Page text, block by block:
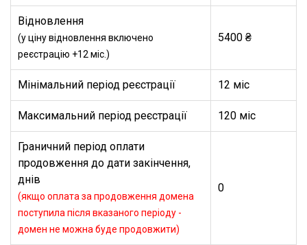
Відновлення
(у ціну відновлення включено
реєстрацію +12 міс.)
5400 ₴
Мінімальний період реєстрації 12 міс
Максимальний період реєстрації 120 міс
Граничний період оплати
продовження до дати закінчення,
днів
(якщо оплата за продовження домена
поступила після вказаного періоду -
домен не можна буде продовжити)
0